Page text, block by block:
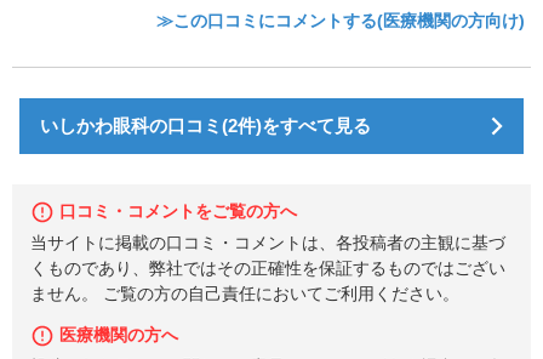
≫この口コミにコメントする(医療機関の方向け)
いしかわ眼科の口コミ(2件)をすべて見る
口コミ・コメントをご覧の方へ
当サイトに掲載の口コミ・コメントは、各投稿者の主観に基づ
くものであり、弊社ではその正確性を保証するものではござい
ません。 ご覧の方の自己責任においてご利用ください。
医療機関の方へ